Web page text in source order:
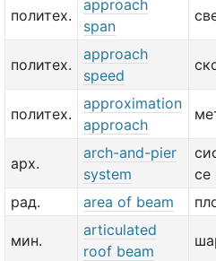
политех.
approach
span
политех.
approach
speed
политех.
approximation
approach
арх.
arch-and-pier
system
се
рад.
area of beam
мин.
articulated
roof beam